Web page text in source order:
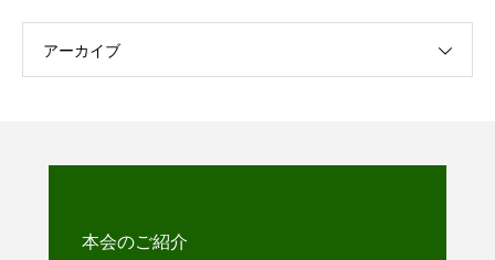
アーカイブ
本会のご紹介